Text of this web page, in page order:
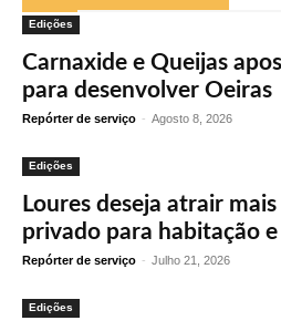
Edições
Carnaxide e Queijas
para desenvolver Oeiras
Repórter de serviço - Agosto 8, 2026
Edições
Loures deseja atrair
privado para habitação
Repórter de serviço - Julho 21, 2026
Edições